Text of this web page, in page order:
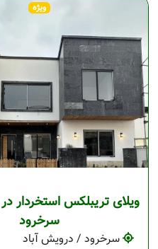
ویژه
ویلای تریبلکس استخردار
سرخرود
سرخرود / درویش آباد